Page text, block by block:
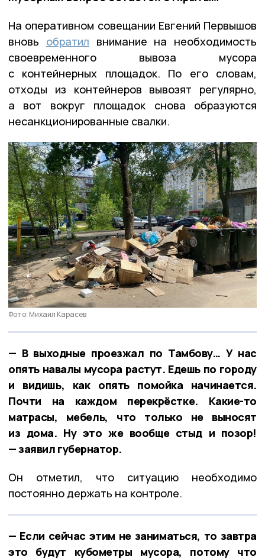
На оперативном совещании Евгений Первышов
вновь обратил внимание на необходимость
своевременного вывоза мусора
с контейнерных площадок. По его словам,
отходы из контейнеров вывозят регулярно,
а вот вокруг площадок снова образуются
несанкционированные свалки.
Фото: Михаил Карасев
— В выходные проезжал по Тамбову… У нас
опять навалы мусора растут. Едешь по городу
и видишь, как опять помойка начинается.
Почти на каждом перекрёстке. Какие-то
матрасы, мебель, что только не выносят
из дома. Ну это же вообще стыд и позор!
— заявил губернатор.
Он отметил, что ситуацию необходимо
постоянно держать на контроле.
— Если сейчас этим не заниматься, то завтра
это будут кубометры мусора, потому что